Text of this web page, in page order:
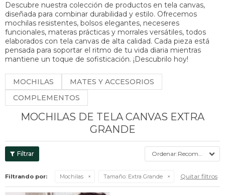
Descubre nuestra colección de productos en tela canvas,
diseñada para combinar durabilidad y estilo. Ofrecemos
mochilas resistentes, bolsos elegantes, neceseres
funcionales, materas prácticas y morrales versátiles, todos
elaborados con tela canvas de alta calidad. Cada pieza está
pensada para soportar el ritmo de tu vida diaria mientras
mantiene un toque de sofisticación. ¡Descubrilo hoy!
MOCHILAS
MATES Y ACCESORIOS
COMPLEMENTOS
MOCHILAS DE TELA CANVAS EXTRA
GRANDE
Recomendados
Filtrando por: Mochilas Tamaño: Extra Grande Quitar filtros